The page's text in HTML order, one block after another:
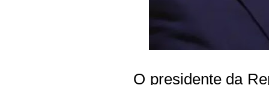
O presidente da